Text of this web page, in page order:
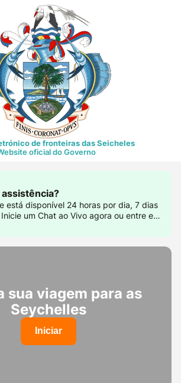
de fronteiras das Seicheles
oficial do Governo
está disponível 24 horas por dia, 7 dias
um Chat ao Vivo agora ou entre em
sua viagem para as
Seychelles
Iniciar